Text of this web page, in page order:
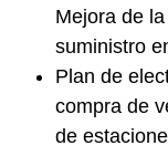
Mejora de
suministro
Plan de
compra de
de